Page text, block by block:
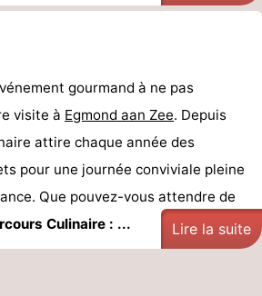
gourmand à ne pas
visite à Egmond aan Zee. Depuis
attire chaque année des
pour une journée conviviale pleine
Que pouvez-vous attendre de
Culinaire : ... Lire la suite